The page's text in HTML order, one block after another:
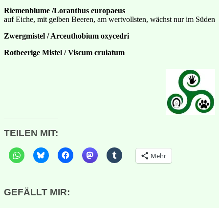
Riemenblume /Loranthus europaeus
auf Eiche, mit gelben Beeren, am wertvollsten, wächst nur im Süden
Zwergmistel / Arceuthobium oxycedri
Rotbeerige Mistel / Viscum cruiatum
TEILEN MIT:
Mehr
GEFÄLLT MIR: